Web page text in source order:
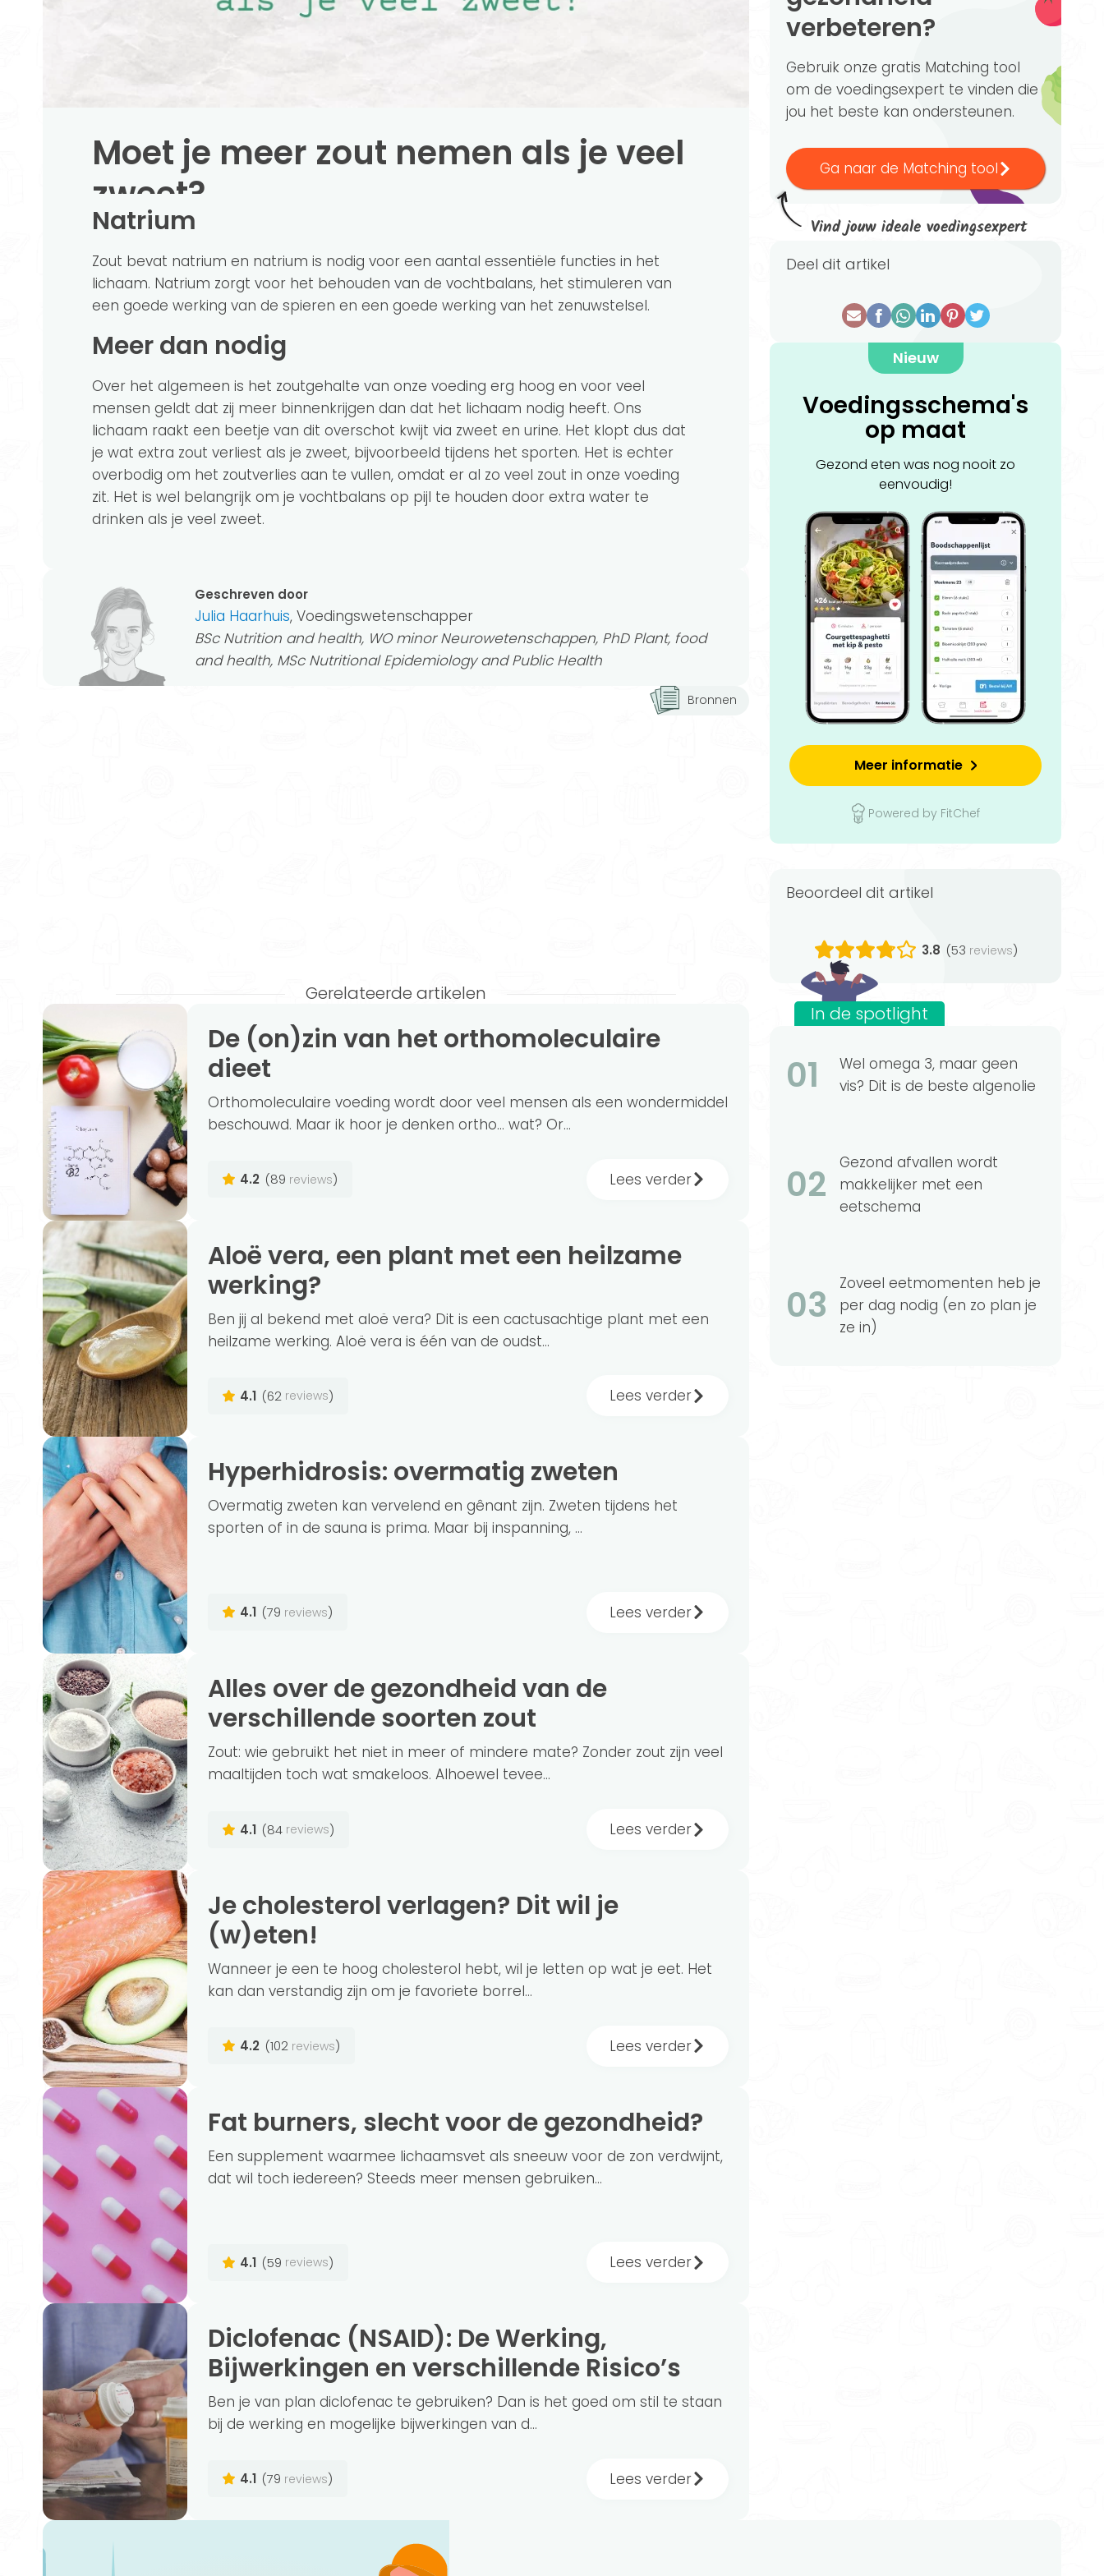
Moet je meer zout nemen als je veel
zweet?
Natrium
Zout bevat natrium en natrium is nodig voor een aantal essentiële functies in het
lichaam. Natrium zorgt voor het behouden van de vochtbalans, het stimuleren van
een goede werking van de spieren en een goede werking van het zenuwstelsel.
Meer dan nodig
Over het algemeen is het zoutgehalte van onze voeding erg hoog en voor veel
mensen geldt dat zij meer binnenkrijgen dan dat het lichaam nodig heeft. Ons
lichaam raakt een beetje van dit overschot kwijt via zweet en urine. Het klopt dus dat
je wat extra zout verliest als je zweet, bijvoorbeeld tijdens het sporten. Het is echter
overbodig om het zoutverlies aan te vullen, omdat er al zo veel zout in onze voeding
zit. Het is wel belangrijk om je vochtbalans op pijl te houden door extra water te
drinken als je veel zweet.
Geschreven door
Julia Haarhuis, Voedingswetenschapper
BSc Nutrition and health, WO minor Neurowetenschappen, PhD Plant, food
and health, MSc Nutritional Epidemiology and Public Health
Bronnen
verbeteren?
Gebruik onze gratis Matching tool
om de voedingsexpert te vinden die
jou het beste kan ondersteunen.
Ga naar de Matching tool
Vind jouw ideale voedingsexpert
Deel dit artikel
Nieuw
Voedingsschema's
op maat
Gezond eten was nog nooit zo
eenvoudig!
Meer informatie
Powered by FitChef
Beoordeel dit artikel
3.8 (53 reviews)
Gerelateerde artikelen
De (on)zin van het orthomoleculaire
dieet
Orthomoleculaire voeding wordt door veel mensen als een wondermiddel
beschouwd. Maar ik hoor je denken ortho... wat? Or...
4.2 (89 reviews) Lees verder
Aloë vera, een plant met een heilzame
werking?
Ben jij al bekend met aloë vera? Dit is een cactusachtige plant met een
heilzame werking. Aloë vera is één van de oudst...
4.1 (62 reviews) Lees verder
Hyperhidrosis: overmatig zweten
Overmatig zweten kan vervelend en gênant zijn. Zweten tijdens het
sporten of in de sauna is prima. Maar bij inspanning, ...
4.1 (79 reviews) Lees verder
Alles over de gezondheid van de
verschillende soorten zout
Zout: wie gebruikt het niet in meer of mindere mate? Zonder zout zijn veel
maaltijden toch wat smakeloos. Alhoewel tevee...
4.1 (84 reviews) Lees verder
Je cholesterol verlagen? Dit wil je
(w)eten!
Wanneer je een te hoog cholesterol hebt, wil je letten op wat je eet. Het
kan dan verstandig zijn om je favoriete borrel...
4.2 (102 reviews) Lees verder
Fat burners, slecht voor de gezondheid?
Een supplement waarmee lichaamsvet als sneeuw voor de zon verdwijnt,
dat wil toch iedereen? Steeds meer mensen gebruiken...
4.1 (59 reviews) Lees verder
Diclofenac (NSAID): De Werking,
Bijwerkingen en verschillende Risico’s
Ben je van plan diclofenac te gebruiken? Dan is het goed om stil te staan
bij de werking en mogelijke bijwerkingen van d...
4.1 (79 reviews) Lees verder
In de spotlight
01
Wel omega 3, maar geen
vis? Dit is de beste algenolie
02
Gezond afvallen wordt
makkelijker met een
eetschema
03
Zoveel eetmomenten heb je
per dag nodig (en zo plan je
ze in)